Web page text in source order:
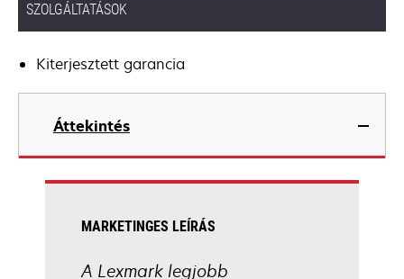
SZOLGÁLTATÁSOK
Kiterjesztett garancia
Áttekintés
MARKETINGES LEÍRÁS
A Lexmark legjobb